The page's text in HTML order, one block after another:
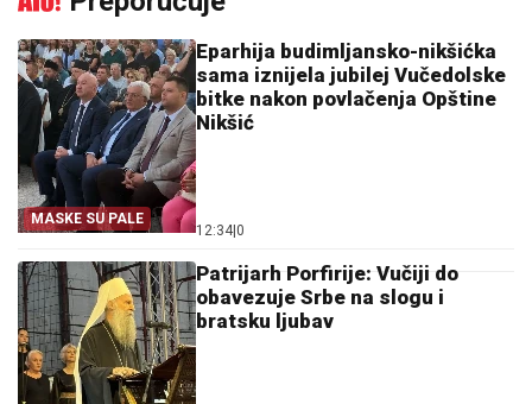
MASKE SU PALE
Eparhija budimljansko-nikšićka
sama iznijela jubilej Vučedolske
bitke nakon povlačenja Opštine
Nikšić
12:34 0
Patrijarh Porfirije: Vučiji do
obavezuje Srbe na slogu i
bratsku ljubav